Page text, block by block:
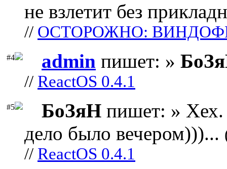
не взлетит без
// ОСТОРОЖНО:
#4 admin пишет: »
// ReactOS 0.4.1
#5 БоЗяН пишет: » Хех.
дело было вечером)))...
// ReactOS 0.4.1